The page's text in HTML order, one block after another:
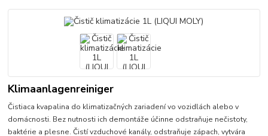
Klimaanlagenreiniger
Čistiaca kvapalina do klimatizačných zariadení vo vozidlách alebo v
domácnosti. Bez nutnosti ich demontáže účinne odstraňuje nečistoty,
baktérie a plesne. Čistí vzduchové kanály, odstraňuje zápach, vytvára